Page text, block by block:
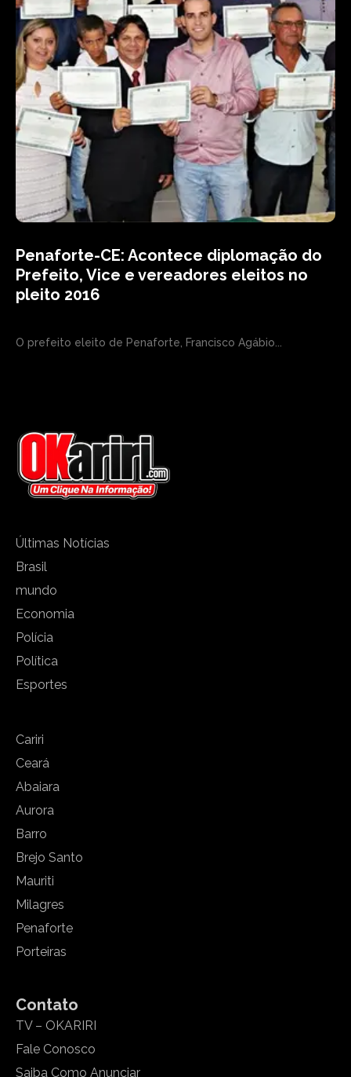
Penaforte-CE: Acontece diplomação do
Prefeito, Vice e vereadores eleitos no
pleito 2016
O prefeito eleito de Penaforte, Francisco Agábio...
Últimas Notícias
Brasil
mundo
Economia
Polícia
Política
Esportes
Cariri
Ceará
Abaiara
Aurora
Barro
Brejo Santo
Mauriti
Milagres
Penaforte
Porteiras
Contato
TV – OKARIRI
Fale Conosco
Saiba Como Anunciar